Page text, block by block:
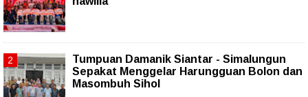
Tumpuan Damanik Siantar - Simalungun
Sepakat Menggelar Harungguan Bolon dan
Masombuh Sihol